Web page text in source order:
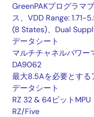
GreenPAKプログラマ
ス、VDD Range: 1.71-
(8 States)、Dual
データシート
マルチチャネルパワー
DA9062
最大8.5Aを必要とする
データシート
RZ 32 & 64ビットMPU
RZ/Five